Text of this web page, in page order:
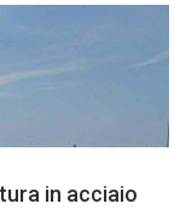
in acciaio